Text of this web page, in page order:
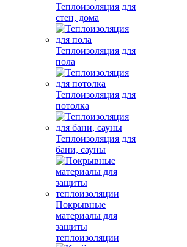
Теплоизоляция для
стен, дома
Теплоизоляция для
пола
Теплоизоляция для
потолка
Теплоизоляция для
бани, сауны
Покрывные
материалы для
защиты
теплоизоляции